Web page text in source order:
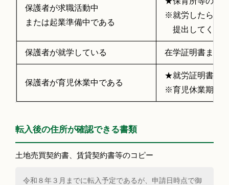
保護者が求職活動中
または起業準備中である
※就労したら、
提出してくだ
保護者が就学している 在学証明書また
保護者が育児休業中である
★就労証明書
※育児休業期間
転入後の住所が確認できる書類
土地売買契約書、賃貸契約書等のコピー
令和８年３月までに転入予定であるが、申請日時点で御